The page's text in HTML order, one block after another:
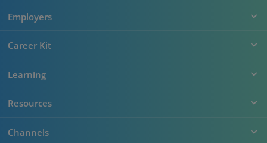
Employers
Career Kit
Learning
Resources
Channels